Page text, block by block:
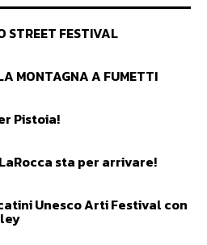
STREET FESTIVAL
MONTAGNA A FUMETTI
Pistoia!
sta per arrivare!
Unesco Arti Festival con